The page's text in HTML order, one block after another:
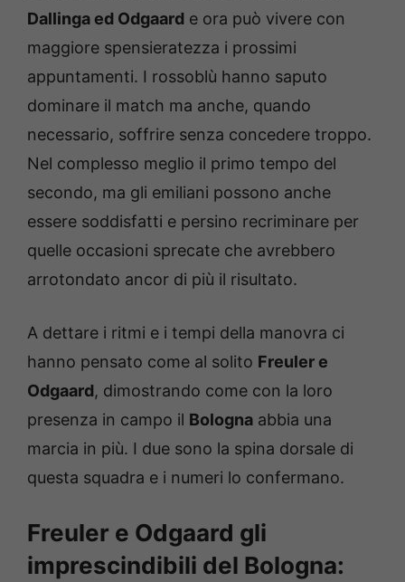
Dallinga ed Odgaard e ora può vivere con
maggiore spensieratezza i prossimi
appuntamenti. I rossoblù hanno saputo
dominare il match ma anche, quando
necessario, soffrire senza concedere troppo.
Nel complesso meglio il primo tempo del
secondo, ma gli emiliani possono anche
essere soddisfatti e persino recriminare per
quelle occasioni sprecate che avrebbero
arrotondato ancor di più il risultato.
A dettare i ritmi e i tempi della manovra ci
hanno pensato come al solito Freuler e
Odgaard, dimostrando come con la loro
presenza in campo il Bologna abbia una
marcia in più. I due sono la spina dorsale di
questa squadra e i numeri lo confermano.
Freuler e Odgaard gli
imprescindibili del Bologna: